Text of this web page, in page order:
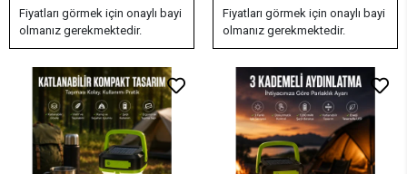
Fiyatları görmek için onaylı bayi
olmanız gerekmektedir.
Fiyatları görmek için onaylı bayi
olmanız gerekmektedir.